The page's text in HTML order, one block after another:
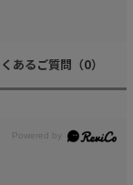
あるご質問 （0）